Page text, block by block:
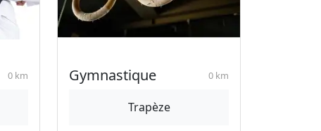
0 km Gymnastique 0 km
Trapèze